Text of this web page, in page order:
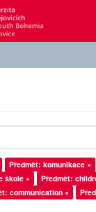
Předmět: komunikace ×
škole ×
Předmět:
communication ×